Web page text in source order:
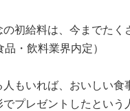
の初給料は、今までた
・飲料業界内定）
もいれば、おいしい
プレゼントしたとい